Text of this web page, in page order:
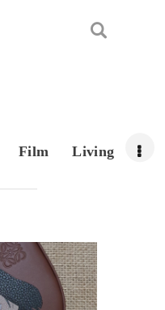
Film Living